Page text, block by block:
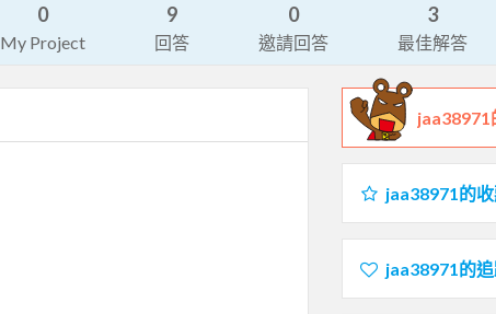
0
My Project
9
回答
0
邀請回答
3
最佳解答
jaa38971
jaa38971的
jaa38971的